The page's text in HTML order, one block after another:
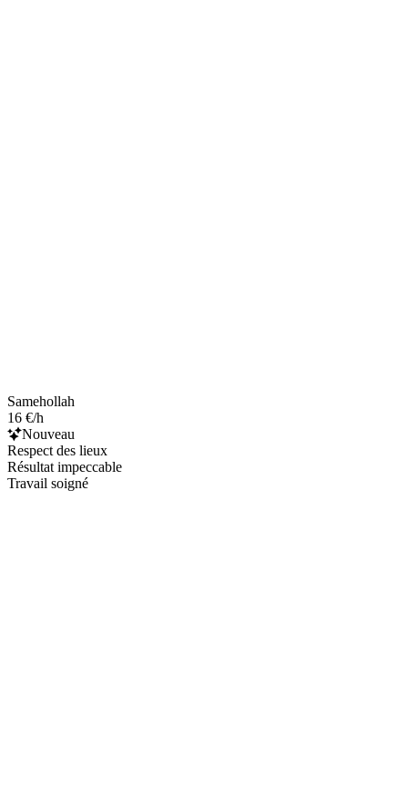
Samehollah
16 €/h
Nouveau
Respect des lieux
Résultat impeccable
Travail soigné